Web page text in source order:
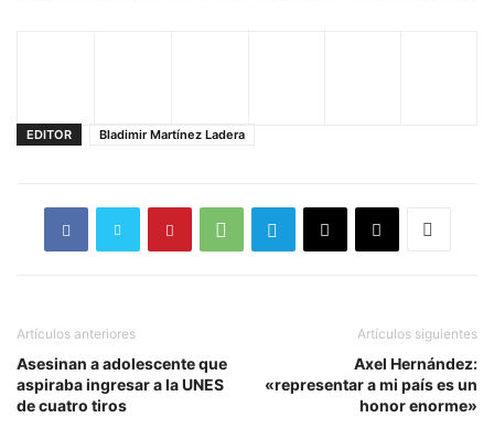
EDITOR Bladimir Martínez Ladera
Artículos anteriores
Asesinan a adolescente que
aspiraba ingresar a la UNES
de cuatro tiros
Artículos siguientes
Axel Hernández:
«representar a mi país es un
honor enorme»